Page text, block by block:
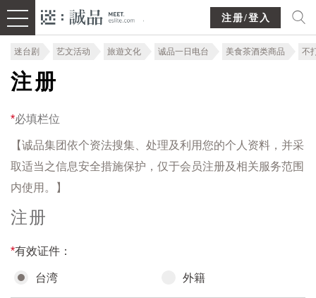
注册/登入
迷台剧 艺文活动 旅遊文化 诚品一日电台 美食茶酒类商品 不
注册
*必填栏位
【诚品集团依个资法搜集、处理及利用您的个人资料，并采
取适当之信息安全措施保护，仅于会员注册及相关服务范围
内使用。】
注册
*有效证件：
台湾 外籍